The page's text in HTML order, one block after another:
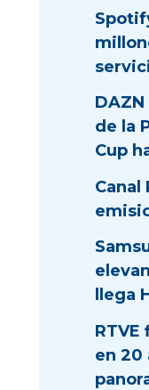
de la
Cup
Canal
llega
en 20